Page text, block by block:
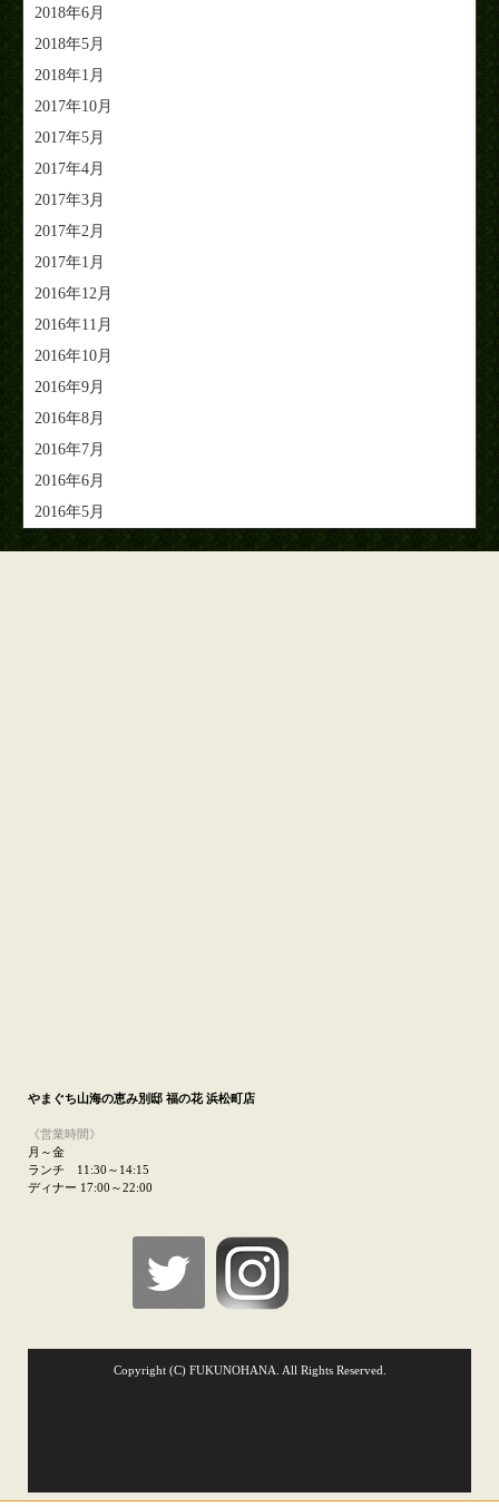
2018年6月
2018年5月
2018年1月
2017年10月
2017年5月
2017年4月
2017年3月
2017年2月
2017年1月
2016年12月
2016年11月
2016年10月
2016年9月
2016年8月
2016年7月
2016年6月
2016年5月
やまぐち山海の恵み別邸 福の花 浜松町店
《営業時間》
月～金
ランチ 11:30～14:15
ディナー 17:00～22:00
Copyright (C) FUKUNOHANA. All Rights Reserved.